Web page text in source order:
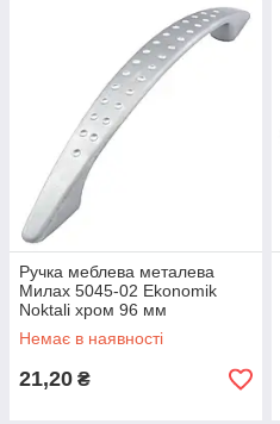
Ручка меблева металева
Милах 5045-02 Ekonomik
Noktali хром 96 мм
Немає в наявності
21,20 ₴